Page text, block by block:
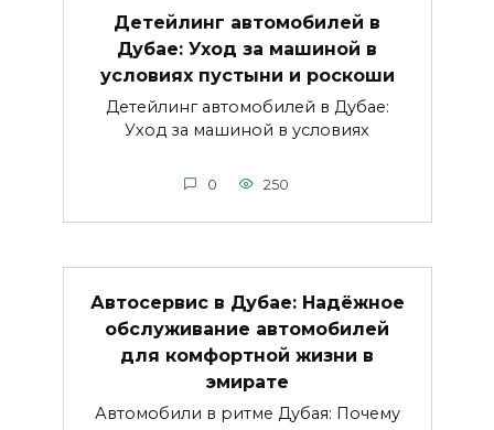
Детейлинг автомобилей в
Дубае: Уход за машиной в
условиях пустыни и роскоши
Детейлинг автомобилей в Дубае:
Уход за машиной в условиях
0 250
Автосервис в Дубае: Надёжное
обслуживание автомобилей
для комфортной жизни в
эмирате
Автомобили в ритме Дубая: Почему